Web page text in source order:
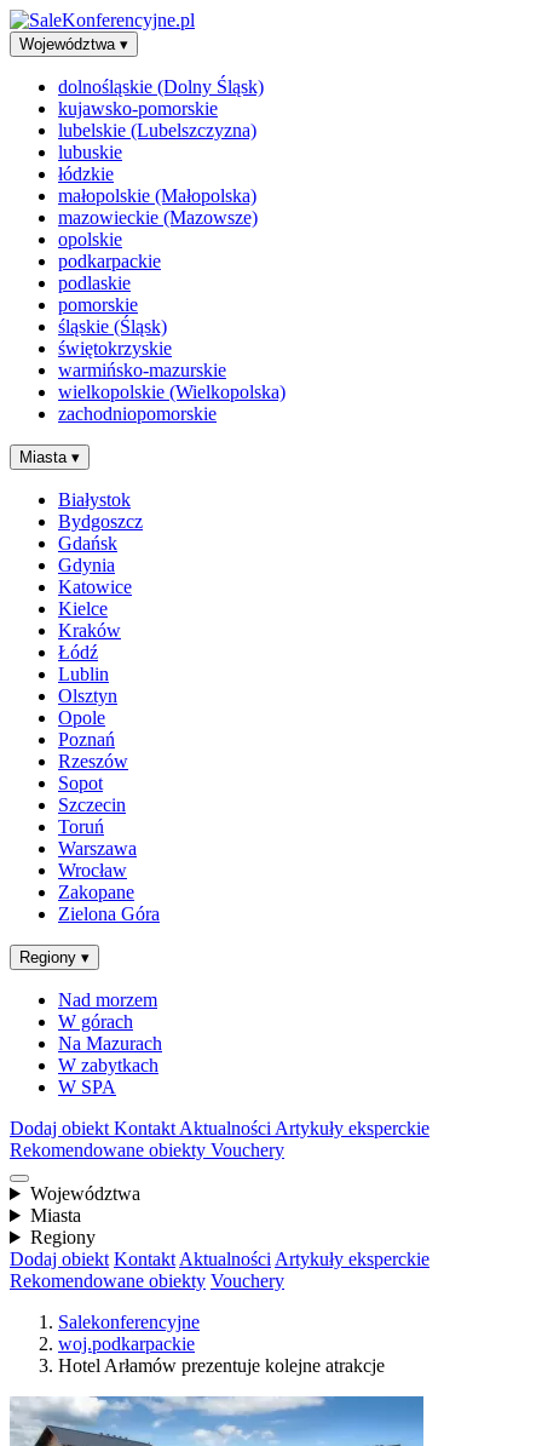
Województwa ▾
dolnośląskie (Dolny Śląsk)
kujawsko-pomorskie
lubelskie (Lubelszczyzna)
lubuskie
łódzkie
małopolskie (Małopolska)
mazowieckie (Mazowsze)
opolskie
podkarpackie
podlaskie
pomorskie
śląskie (Śląsk)
świętokrzyskie
warmińsko-mazurskie
wielkopolskie (Wielkopolska)
zachodniopomorskie
Miasta ▾
Białystok
Bydgoszcz
Gdańsk
Gdynia
Katowice
Kielce
Kraków
Łódź
Lublin
Olsztyn
Opole
Poznań
Rzeszów
Sopot
Szczecin
Toruń
Warszawa
Wrocław
Zakopane
Zielona Góra
Regiony ▾
Nad morzem
W górach
Na Mazurach
W zabytkach
W SPA
Dodaj obiekt Kontakt Aktualności Artykuły eksperckie
Rekomendowane obiekty Vouchery
Województwa
Miasta
Regiony
Dodaj obiekt Kontakt Aktualności Artykuły eksperckie
Rekomendowane obiekty Vouchery
Salekonferencyjne
woj.podkarpackie
Hotel Arłamów prezentuje kolejne atrakcje